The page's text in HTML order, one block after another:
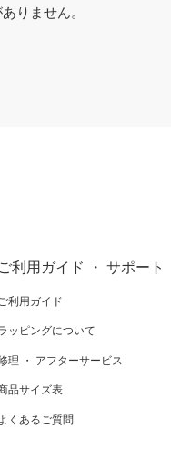
りません。
ご利用ガイド ・ サポート
利用ガイド
ッピングについて
理 ・ アフターサービス
品サイズ表
よくあるご質問